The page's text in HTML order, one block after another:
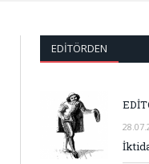
EDITÖRDEN